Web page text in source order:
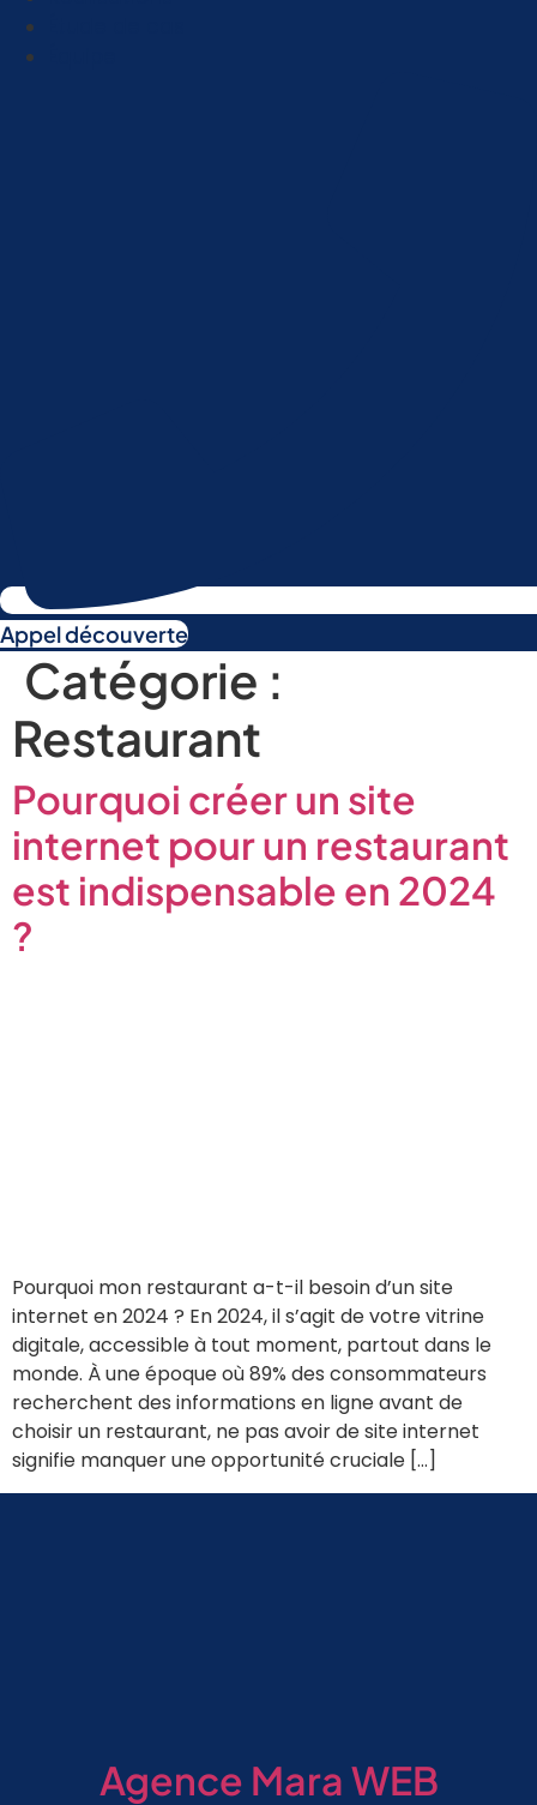
Appel découverte
Catégorie :
Restaurant
Pourquoi créer un site
internet pour un restaurant
est indispensable en 2024
?
Pourquoi mon restaurant a-t-il besoin d’un site
internet en 2024 ? En 2024, il s’agit de votre vitrine
digitale, accessible à tout moment, partout dans le
monde. À une époque où 89% des consommateurs
recherchent des informations en ligne avant de
choisir un restaurant, ne pas avoir de site internet
signifie manquer une opportunité cruciale […]
Agence Mara WEB